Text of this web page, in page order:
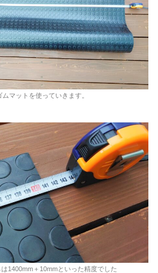
マットを使っていきます。
1400mm＋10mmといった精度でした